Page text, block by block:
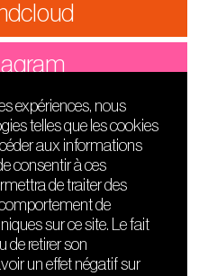
FRIENDS
Nuits sonores
HEAT
Hôtel71
La Gaîté Lyrique
expériences, nous
telles que les cookies
aux informations
consentir à ces
de traiter des
de
sur ce site. Le fait
de retirer son
un effet négatif sur